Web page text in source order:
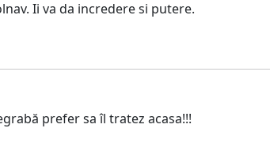
Ii va da incredere si putere.
prefer sa îl tratez acasa!!!